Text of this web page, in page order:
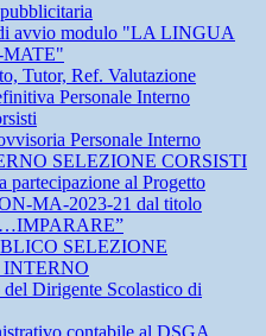
avvio modulo "LA LINGUA
Tutor, Ref. Valutazione
Personale Interno
Personale Interno
SELEZIONE CORSISTI
al Progetto
MA-2023-21 dal titolo
SELEZIONE
Dirigente Scolastico di